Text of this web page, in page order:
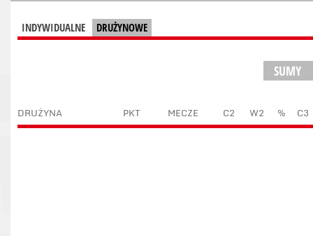
INDYWIDUALNE DRUŻYNOWE
SUMY
DRUŻYNA PKT MECZE C2 W2 % C3